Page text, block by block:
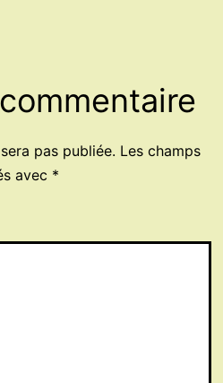
pas publiée. Les champs
avec *